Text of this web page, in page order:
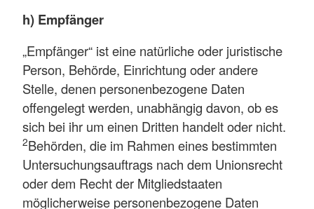
h) Empfänger
„Empfänger“ ist eine natürliche oder juristische
Person, Behörde, Einrichtung oder andere
Stelle, denen personenbezogene Daten
offengelegt werden, unabhängig davon, ob es
sich bei ihr um einen Dritten handelt oder nicht.
2Behörden, die im Rahmen eines bestimmten
Untersuchungsauftrags nach dem Unionsrecht
oder dem Recht der Mitgliedstaaten
möglicherweise personenbezogene Daten